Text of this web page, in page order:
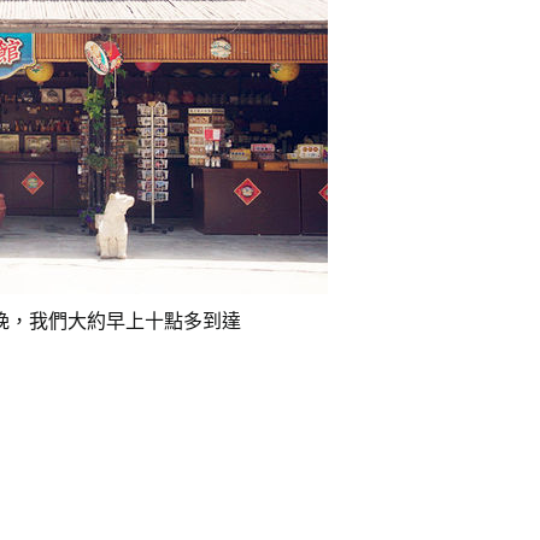
我們大約早上十點多到達